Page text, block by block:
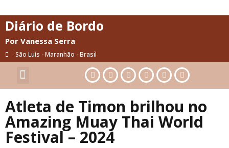
Diário de Bordo
Por Vanessa Serra
São Luís - Maranhão - Brasil
Atleta de Timon brilhou no
Amazing Muay Thai World
Festival – 2024